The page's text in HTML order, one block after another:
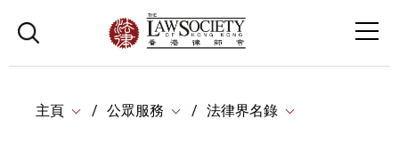
主頁 公眾服務 法律界名錄